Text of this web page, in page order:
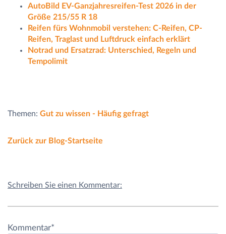
AutoBild EV-Ganzjahresreifen-Test 2026 in der
Größe 215/55 R 18
Reifen fürs Wohnmobil verstehen: C-Reifen, CP-
Reifen, Traglast und Luftdruck einfach erklärt
Notrad und Ersatzrad: Unterschied, Regeln und
Tempolimit
Themen: Gut zu wissen - Häufig gefragt
Zurück zur Blog-Startseite
Schreiben Sie einen Kommentar:
Kommentar*